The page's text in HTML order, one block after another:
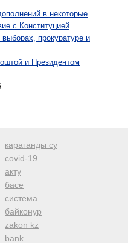
в некоторые
с Конституцией
прокуратуре и
и Президентом
караганды су
covid-19
акту
басе
система
байконур
zakon kz
bank